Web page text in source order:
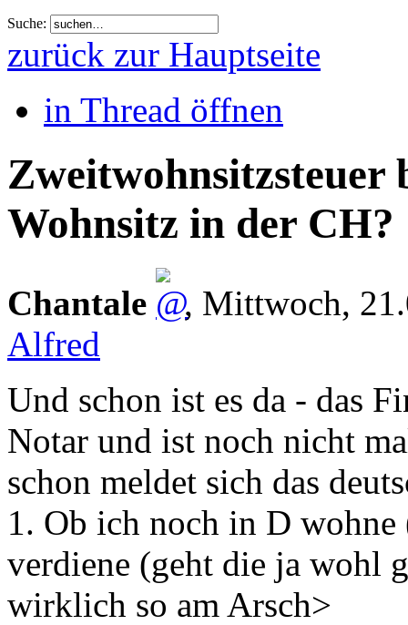
Suche:
zurück zur Hauptseite
in Thread öffnen
Zweitwohnsitzsteuer
Wohnsitz in der CH?
Chantale , Mittwoch,
Alfred
Und schon ist es da - das
Notar und ist noch nicht
schon meldet sich das
1. Ob ich noch in D
verdiene (geht die ja wohl
wirklich so am Arsch>